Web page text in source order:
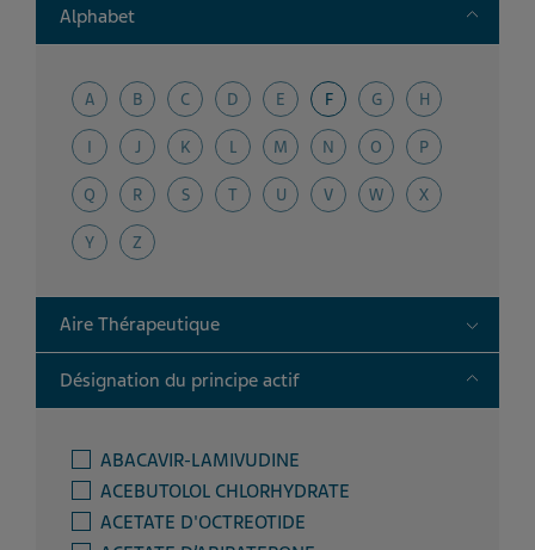
Alphabet Toggle
A B C D E F G H
I J K L M N O P
Q R S T U V W X
Y Z
Aire Thérapeutique Toggle
Désignation du principe actif Toggle
ABACAVIR-LAMIVUDINE
ACEBUTOLOL CHLORHYDRATE
ACETATE D'OCTREOTIDE